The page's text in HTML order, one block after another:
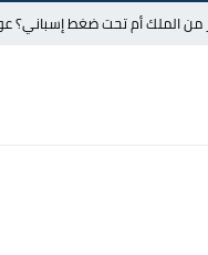
الملك أم تحت ضغط إسباني؟
كبار الأندية الإسبانية في
بالحسيمة: محمد الحموداني يبدأ